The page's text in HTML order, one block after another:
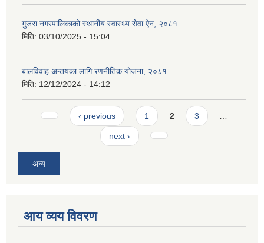
गुजरा नगरपालिकाको स्थानीय स्वास्थ्य सेवा ऐन, २०८१
मिति: 03/10/2025 - 15:04
बालविवाह अन्तयका लागि रणनीतिक योजना, २०८१
मिति: 12/12/2024 - 14:12
Pages ‹ previous 1 2 3 …
next ›
अन्य
आय व्यय विवरण